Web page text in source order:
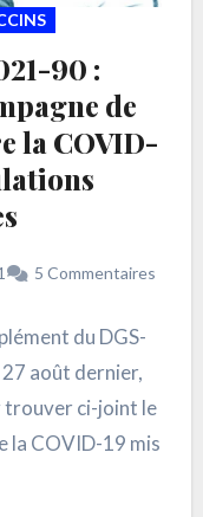
90 :
de
la COVID-
5 Commentaires
du DGS-
août dernier,
trouver ci-joint le
la COVID-19 mis